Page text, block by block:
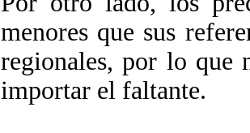
menores que sus
regionales, por lo que
importar el faltante.